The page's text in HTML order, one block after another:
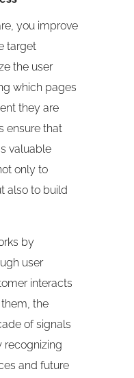
you improve
target
the user
which pages
they are
ensure that
valuable
only to
also to build
by
user
interacts
the
of signals
recognizing
and future